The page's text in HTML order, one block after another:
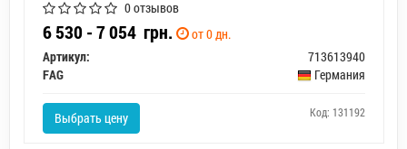
0 отзывов
6 530 - 7 054 грн.
от 0 дн.
Артикул:
713613940
FAG
Германия
Выбрать цену Код: 131192